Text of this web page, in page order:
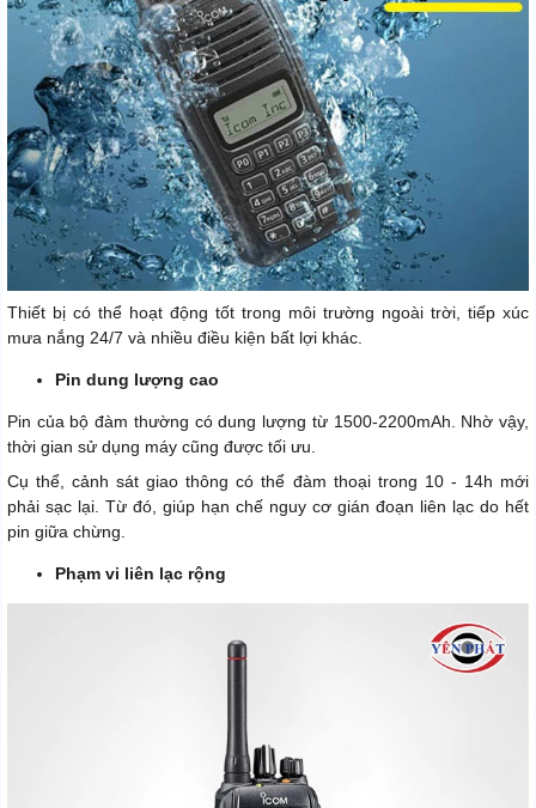
Thiết bị có thể hoạt động tốt trong môi trường ngoài trời, tiếp xúc
mưa nắng 24/7 và nhiều điều kiện bất lợi khác.
Pin dung lượng cao
Pin của bộ đàm thường có dung lượng từ 1500-2200mAh. Nhờ vậy,
thời gian sử dụng máy cũng được tối ưu.
Cụ thể, cảnh sát giao thông có thể đàm thoại trong 10 - 14h mới
phải sạc lại. Từ đó, giúp hạn chế nguy cơ gián đoạn liên lạc do hết
pin giữa chừng.
Phạm vi liên lạc rộng